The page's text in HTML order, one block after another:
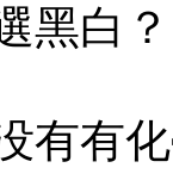
黑白？
有有